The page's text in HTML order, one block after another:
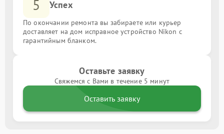
5 Успех
По окончании ремонта вы забираете или курьер
доставляет на дом исправное устройство Nikon с
гарантийным бланком.
Оставьте заявку
Свяжемся с Вами в течение 5 минут
Оставить заявку